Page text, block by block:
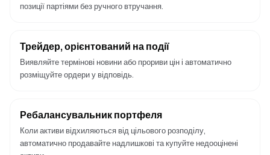
позиції партіями без ручного втручання.
Трейдер, орієнтований на події
Виявляйте термінові новини або прориви цін і автоматично
розміщуйте ордери у відповідь.
Ребалансувальник портфеля
Коли активи відхиляються від цільового розподілу,
автоматично продавайте надлишкові та купуйте недооцінені